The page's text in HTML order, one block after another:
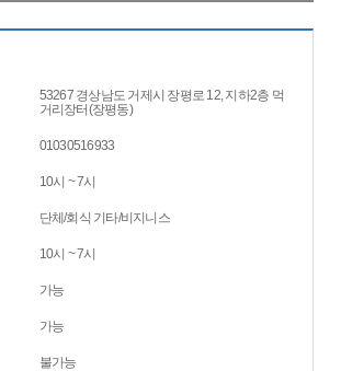
53267 경상남도 거제시 장평로 12, 지하2층 먹
거리장터(장평동)
01030516933
10시 ~ 7시
단체/회식 기타/비지니스
10시 ~ 7시
가능
가능
불가능